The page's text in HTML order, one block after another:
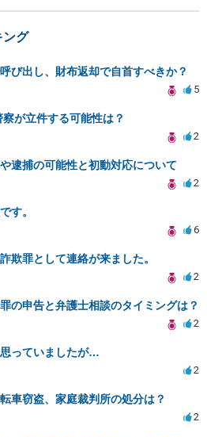
ング
び出し、財布返却で自首すべきか？
5
が立件する可能性は？
2
逮捕の可能性と初動対応について
2
す。
6
欺罪として連絡が来ました。
2
の申告と弁護士相談のタイミングは？
2
っていましたが…
2
車窃盗、家庭裁判所の処分は？
2